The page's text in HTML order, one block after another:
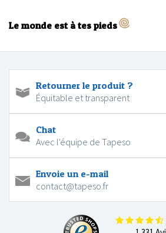
Le monde est à tes pieds
Retourner le produit ?
Équitable et transparent
Chat
Avec l'équipe de Tapeso
Envoie un e-mail
contact@tapeso.fr